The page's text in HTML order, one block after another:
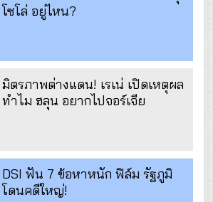
โซโล่ อยู่ไหน?
มิตรภาพต่างแดน! เรเน่ เปิดเหตุผล
ทำไม ฮลุน อยากไปจอร์เจีย
DSI ฟัน 7 ข้อหาหนัก ฟิล์ม รัฐภูมิ
โดนคดีใหญ่!